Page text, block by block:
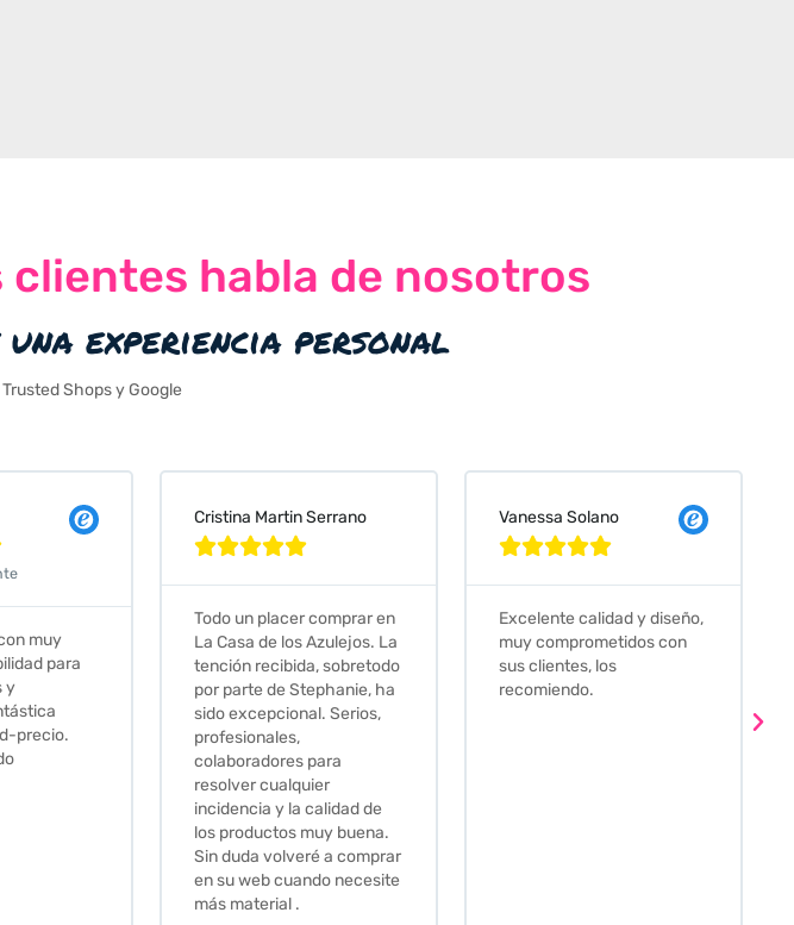
habla de nosotros
experiencia personal
Shops y Google
La
sobretodo
ha
Serios,
Vanessa Solano

Excelente calidad y diseño,
muy comprometidos con
sus clientes, los
recomiendo.
Judit Bonet Pardell

Que decir, si teneis que
comprar alguna baldosa
este és el sitio indicado! Yo
pedi una muestra y me